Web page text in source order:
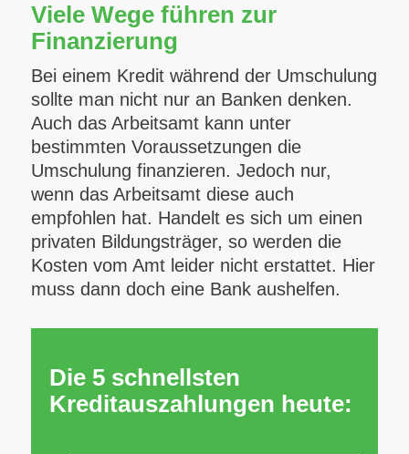
Viele Wege führen zur
Finanzierung
Bei einem Kredit während der Umschulung
sollte man nicht nur an Banken denken.
Auch das Arbeitsamt kann unter
bestimmten Voraussetzungen die
Umschulung finanzieren. Jedoch nur,
wenn das Arbeitsamt diese auch
empfohlen hat. Handelt es sich um einen
privaten Bildungsträger, so werden die
Kosten vom Amt leider nicht erstattet. Hier
muss dann doch eine Bank aushelfen.
Die 5 schnellsten
Kreditauszahlungen heute: